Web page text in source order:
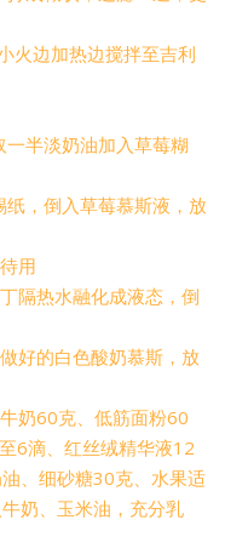
火边加热边搅拌至吉利
半淡奶油加入草莓糊
，倒入草莓慕斯液，放
用
隔热水融化成液态，倒
好的白色酸奶慕斯，放
奶60克、低筋面粉60
6滴、红丝绒精华液12
、细砂糖30克、水果适
奶、玉米油，充分乳